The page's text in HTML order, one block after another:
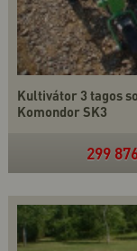
Kultivátor 3 tagos
Komondor SK3
299